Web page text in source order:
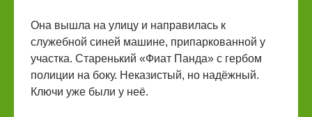
Она вышла на улицу и направилась к
служебной синей машине, припаркованной у
участка. Старенький «Фиат Панда» с гербом
полиции на боку. Неказистый, но надёжный.
Ключи уже были у неё.